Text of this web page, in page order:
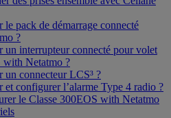
le pack de démarrage connecté
?
un interrupteur connecté pour volet
Netatmo ?
un connecteur LCS³ ?
et configurer l’alarme Type 4 radio ?
le Classe 300EOS with Netatmo